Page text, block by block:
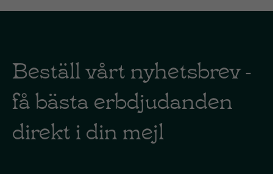
Beställ vårt nyhetsbrev -
få bästa erbdjudanden
direkt i din mejl